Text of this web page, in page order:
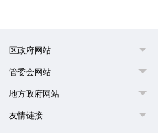
区政府网站
管委会网站
地方政府网站
友情链接